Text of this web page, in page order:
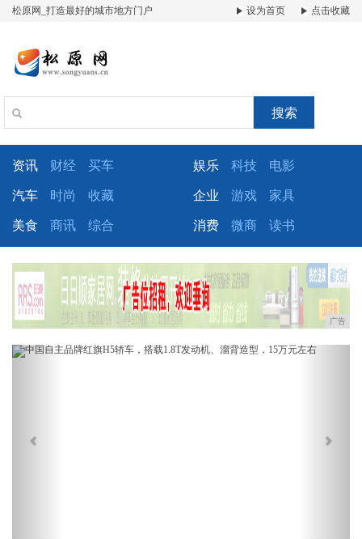
松原网_打造最好的城市地方门户 设为首页 点击收藏
搜索
资讯 财经 买车 娱乐 科技 电影
汽车 时尚 收藏 企业 游戏 家具
美食 商讯 综合 消费 微商 读书
广告
Previous